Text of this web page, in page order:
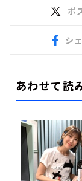
ポ
シ
あわせて読